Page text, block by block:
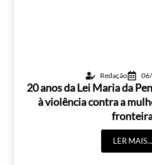
Redação
20 anos da Lei Maria da
à violência contra a
LER MAIS...